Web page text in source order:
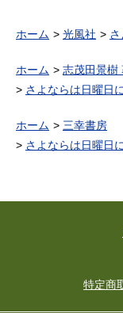
ホーム 光風社
ホーム
志茂田景樹
さよならは日曜日
ホーム
三幸書房
さよならは日曜日
特定商